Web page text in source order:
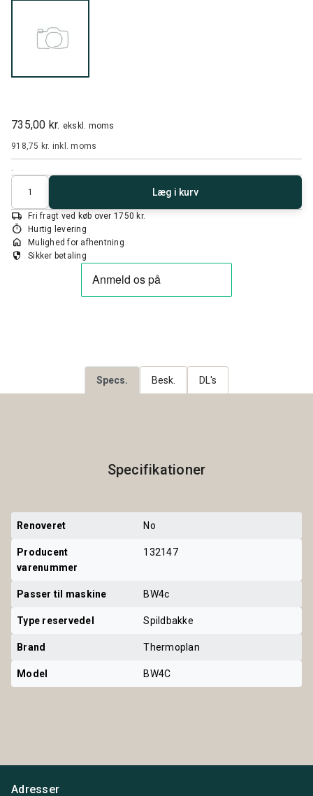
735,00 kr. ekskl. moms
918,75 kr. inkl. moms
Antal
Læg i kurv
local_shipping Fri fragt ved køb over 1750 kr.
timer Hurtig levering
home Mulighed for afhentning
security Sikker betaling
Specs. Besk. DL's
Specifikationer
Renoveret No
Producent
varenummer
132147
Passer til maskine BW4c
Type reservedel Spildbakke
Brand Thermoplan
Model BW4C
Adresser